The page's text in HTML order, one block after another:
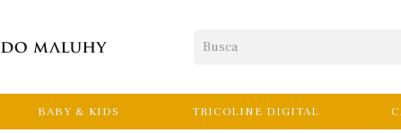
BABY & KIDS TRICOLINE DIGITAL